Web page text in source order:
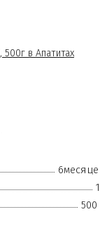
500